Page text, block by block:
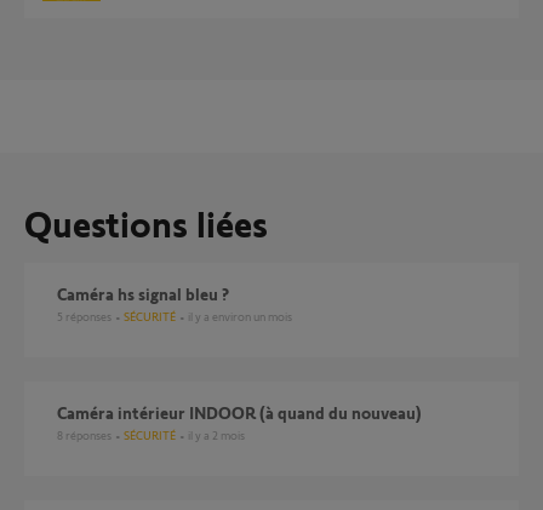
Questions liées
Caméra hs signal bleu ?
5 réponses SÉCURITÉ il y a environ un mois
Caméra intérieur INDOOR (à quand du nouveau)
8 réponses SÉCURITÉ il y a 2 mois